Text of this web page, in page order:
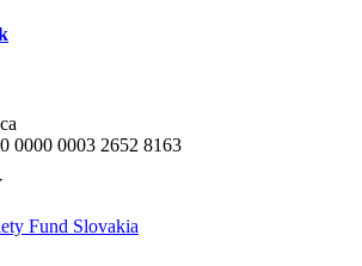
0000 0003 2652 8163
Fund Slovakia